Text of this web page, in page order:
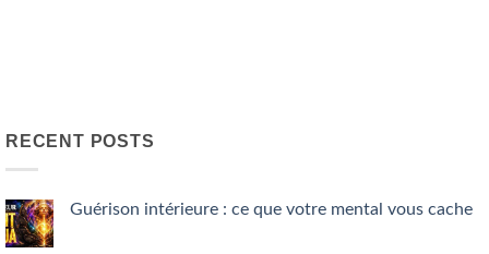
RECENT POSTS
Guérison intérieure : ce que votre mental vous cache